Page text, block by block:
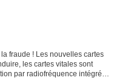
fraude ! Les nouvelles cartes
les cartes vitales sont
par radiofréquence intégrées